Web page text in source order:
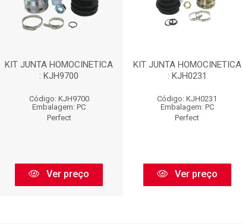
KIT JUNTA HOMOCINETICA
: KJH9700
Código: KJH9700
Embalagem: PC
Perfect
Ver preço
KIT JUNTA HOMOCINETICA
: KJH0231
Código: KJH0231
Embalagem: PC
Perfect
Ver preço